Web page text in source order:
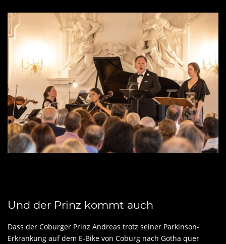
Und der Prinz kommt auch
Dass der Coburger Prinz Andreas trotz seiner Parkinson-
Erkrankung auf dem E-Bike von Coburg nach Gotha quer